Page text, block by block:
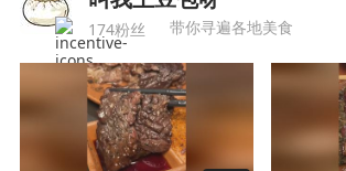
174粉丝 带你寻遍各地美食